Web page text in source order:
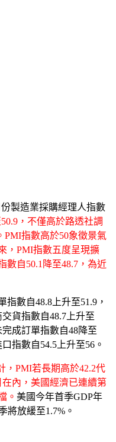
製造業採購經理人指數
，不僅高於路透社調
PMI指數高於50象徵景氣
，PMI指數五度呈現擴
數自50.1降至48.7，為近
數自48.8上升至51.9，
貨指數自48.7上升至
成訂單指數自48降至
指數自54.5上升至56。
，PMI若長期高於42.2代
內，美國經濟已連續第
。 美國今年首季GDP年
將放緩至1.7%。